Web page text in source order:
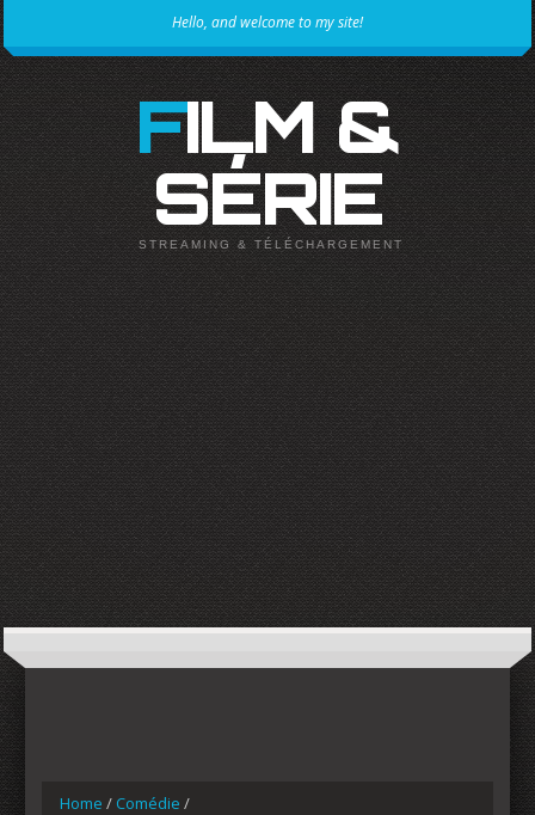
Hello, and welcome to my site!
FILM &
SÉRIE
STREAMING & TÉLÉCHARGEMENT
Home / Comédie /